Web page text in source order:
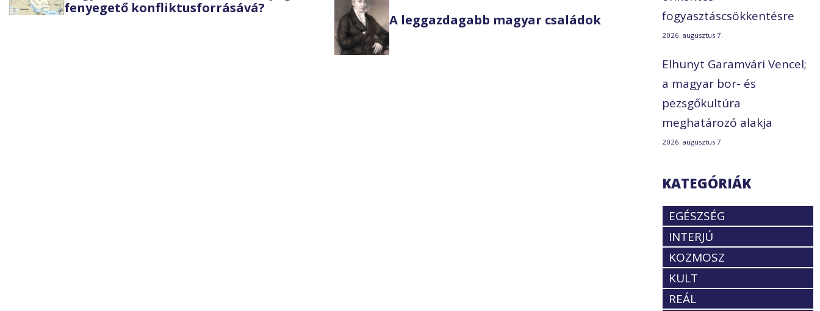
fenyegető konfliktusforrásává?
A leggazdagabb magyar családok
fogyasztáscsökkentésre
2026. augusztus 7.
Elhunyt Garamvári Vencel;
a magyar bor- és
pezsgőkultúra
meghatározó alakja
2026. augusztus 7.
KATEGÓRIÁK
EGÉSZSÉG
INTERJÚ
KOZMOSZ
KULT
REÁL